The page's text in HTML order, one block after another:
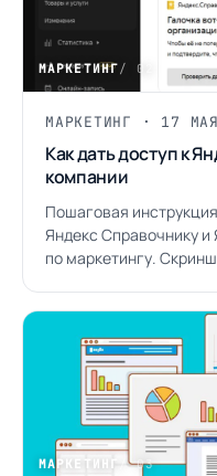
МАРКЕТИНГ/ 02
МАРКЕТИНГ · 17
Как дать доступ к
компании
Пошаговая
Яндекс Справочнику и
по маркетингу.
МАРКЕТИНГ / 03